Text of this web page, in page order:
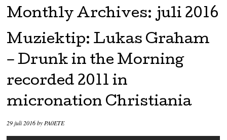
Skip to content
Monthly Archives: juli 2016
Muziektip: Lukas Graham
– Drunk in the Morning
recorded 2011 in
micronation Christiania
29 juli 2016byPA0ETE